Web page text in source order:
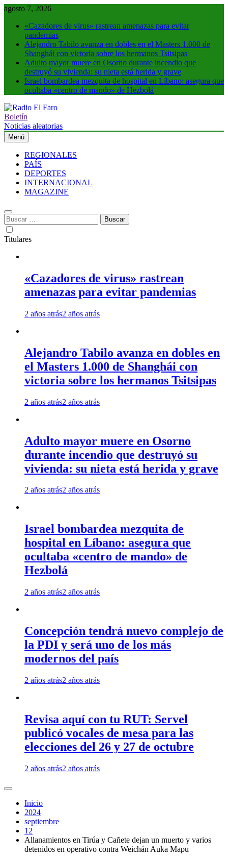
Saltar
contenido
agosto 7, 2026
«Cazadores de virus» rastrean amenazas para evitar
pandemias
Alejandro Tabilo avanza en dobles en el Masters 1.000 de
Shanghái con victoria sobre los hermanos Tsitsipas
Adulto mayor muere en Osorno durante incendio que
destruyó su vivienda: su nieta está herida y grave
Israel bombardea mezquita de hospital en Líbano: asegura que
ocultaba «centro de mando» de Hezbolá
Radio El Faro
Noticias y más
Boletín
Noticias aleatorias
Menú
REGIONALES
PAÍS
DEPORTES
INTERNACIONAL
MAGAZINE
Buscar:
Titulares
«Cazadores de virus» rastrean
amenazas para evitar pandemias
2 años atrás2 años atrás
Alejandro Tabilo avanza en dobles en
el Masters 1.000 de Shanghái con
victoria sobre los hermanos Tsitsipas
2 años atrás2 años atrás
Adulto mayor muere en Osorno
durante incendio que destruyó su
vivienda: su nieta está herida y grave
2 años atrás2 años atrás
Israel bombardea mezquita de
hospital en Líbano: asegura que
ocultaba «centro de mando» de
Hezbolá
2 años atrás2 años atrás
Concepción tendrá nuevo complejo de
la PDI y será uno de los más
modernos del país
2 años atrás2 años atrás
Revisa aquí con tu RUT: Servel
publicó vocales de mesa para las
elecciones del 26 y 27 de octubre
2 años atrás2 años atrás
Inicio
2024
septiembre
12
Allanamientos en Tirúa y Cañete dejan un muerto y varios
detenidos en operativo contra Weichán Auka Mapu